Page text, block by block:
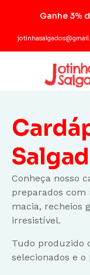
Ganhe 3%
Conheça nosso
preparados com
macia, recheios
irresistível.
Tudo produzido
selecionados e